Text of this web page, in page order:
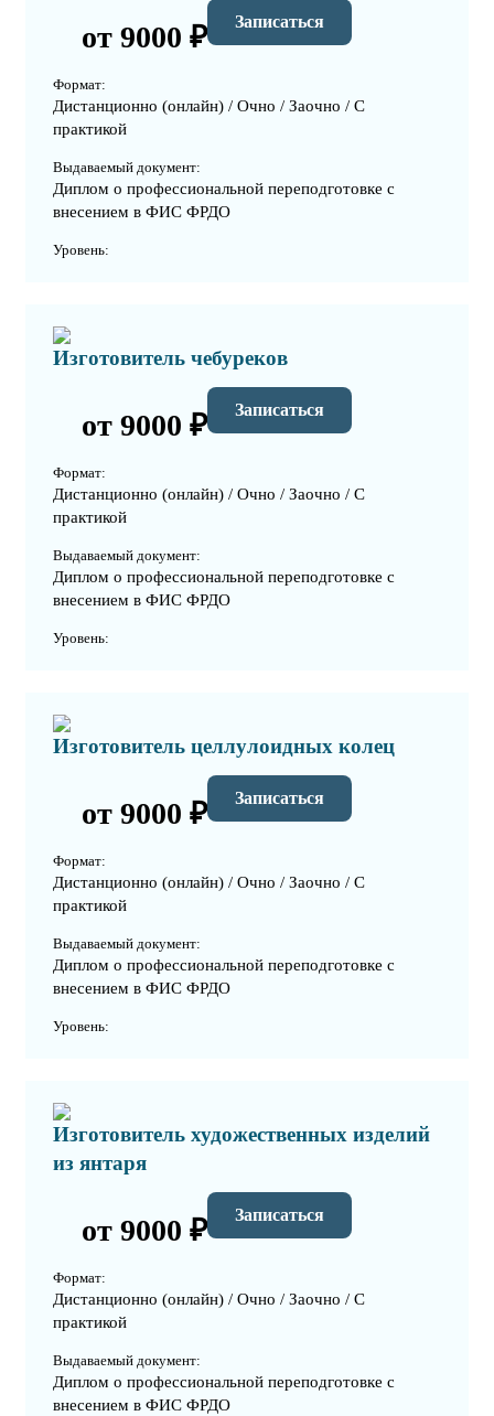
от 9000 ₽ Записаться
Формат:
Дистанционно (онлайн) / Очно / Заочно / С
практикой
Выдаваемый документ:
Диплом о профессиональной переподготовке с
внесением в ФИС ФРДО
Уровень:
Изготовитель чебуреков
от 9000 ₽ Записаться
Формат:
Дистанционно (онлайн) / Очно / Заочно / С
практикой
Выдаваемый документ:
Диплом о профессиональной переподготовке с
внесением в ФИС ФРДО
Уровень:
Изготовитель целлулоидных колец
от 9000 ₽ Записаться
Формат:
Дистанционно (онлайн) / Очно / Заочно / С
практикой
Выдаваемый документ:
Диплом о профессиональной переподготовке с
внесением в ФИС ФРДО
Уровень:
Изготовитель художественных изделий
из янтаря
от 9000 ₽ Записаться
Формат:
Дистанционно (онлайн) / Очно / Заочно / С
практикой
Выдаваемый документ:
Диплом о профессиональной переподготовке с
внесением в ФИС ФРДО